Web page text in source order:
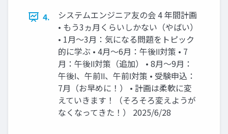
4.
システムエンジニア友の会 4 年間計画
• もう3ヵ月くらいしかない（やばい）
• 1月～3月：気になる問題をトピック
的に学ぶ • 4月～6月：午後Ⅱ対策 • 7
月：午後Ⅱ対策（追加） • 8月～9月：
午後Ⅰ、午前Ⅱ、午前Ⅰ対策 • 受験申込：
7月（お早めに！） • 計画は柔軟に変
えていきます！（そろそろ変えようが
なくなってきた！） 2025/6/28